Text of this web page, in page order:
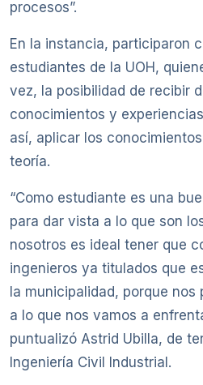
procesos”.
En la instancia, participaron
estudiantes de la UOH,
vez, la posibilidad de recibir
conocimientos y
así, aplicar los
teoría.
“Como estudiante es una
para dar vista a lo que son
nosotros es ideal tener que
ingenieros ya titulados que
la municipalidad, porque
a lo que nos vamos a
puntualizó Astrid Ubilla, de
Ingeniería Civil Industrial.